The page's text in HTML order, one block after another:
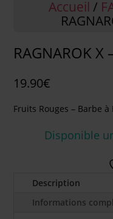
Accueil /
RAGNAROK X
19.90€
Fruits Rouges – Barbe à
Disponible
Description
Informations